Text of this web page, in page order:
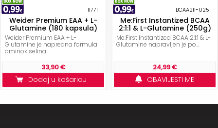
11771
Weider Premium EAA + L-
Glutamine (180 kapsula)
Weider Premium EAA + L-
Glutamine je napredna formula
aminokiselina...
33,90 €
Dodaj u košaricu
BCAA211-025
Me:First Instantized BCAA
2:1:1 & L-Glutamine (250g)
Me:First Instantized BCAA 2:1:1 & L-
Glutamine napravljen je po...
24,99 €
OBAVIJESTI ME